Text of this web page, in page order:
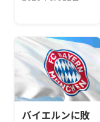
バイエルンに敗